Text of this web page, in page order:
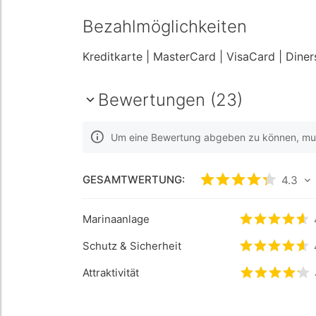
Bezahlmöglichkeiten
Kreditkarte | MasterCard | VisaCard |
Bewertungen (23)
Um eine Bewertung abgeben zu können,
GESAMTWERTUNG: bewertet4.3/5
4.3
Marinaanlage bewertet
Schutz & Sicherheit bewertet
Attraktivität bewertet